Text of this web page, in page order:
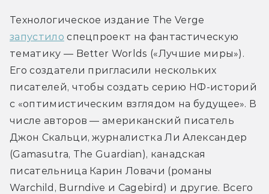
запустило спецпроект на фантастическую
тематику — Better Worlds («Лучшие миры»).
Его создатели пригласили нескольких
писателей, чтобы создать серию НФ-историй
с «оптимистическим взглядом на будущее». В
числе авторов — американский писатель
Джон Скальци, журналистка Ли Александер
(Gamasutra, The Guardian), канадская
писательница Карин Ловачи (романы
Warchild, Burndive и Cagebird) и другие. Всего